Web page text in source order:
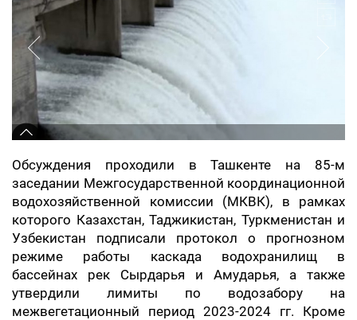
Обсуждения проходили в Ташкенте на 85-м
заседании Межгосударственной координационной
водохозяйственной комиссии (МКВК), в рамках
которого Казахстан, Таджикистан, Туркменистан и
Узбекистан подписали протокол о прогнозном
режиме работы каскада водохранилищ в
бассейнах рек Сырдарья и Амударья, а также
утвердили лимиты по водозабору на
межвегетационный период 2023-2024 гг. Кроме